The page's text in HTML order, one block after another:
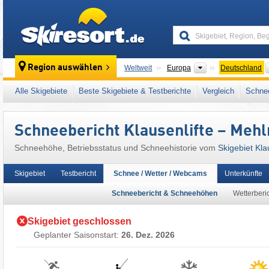
Region auswählen Weltweit Europa Kontinente
Deutschland
Dieses Skigebiet liegt auch in: Bayreuth ,
Mitteleuropa Europäische
Alle Skigebiete Beste Skigebiete & Testberichte Vergleich
Schneebericht Klausenlifte –
Schneehöhe, Betriebsstatus und Schneehistorie vom Skigebiet
Skigebiet Testbericht Schnee / Wetter / Webcams
Schneebericht & Schneehöhen
Unterkünfte
Skigebiet geschlossen
Geplanter Saisonstart: 26. Dez. 2026